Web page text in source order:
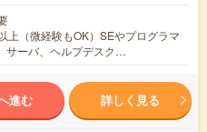
（微経験もOK）SEやプログラマ
サーバ、ヘルプデスク…
進む 詳しく見る